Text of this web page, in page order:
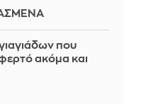
που
ακόμα και